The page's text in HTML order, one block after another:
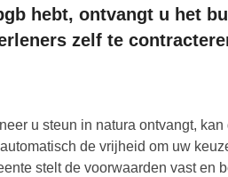
hebt, ontvangt u het
zelf te
u steun in natura ontvangt,
de vrijheid om uw
stelt de voorwaarden vast en